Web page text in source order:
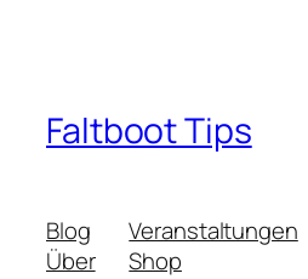
Faltboot Tips
Blog
Über
Veranstaltungen
Shop